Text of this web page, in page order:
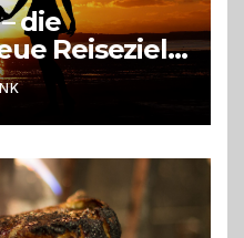
die
Reiseziele